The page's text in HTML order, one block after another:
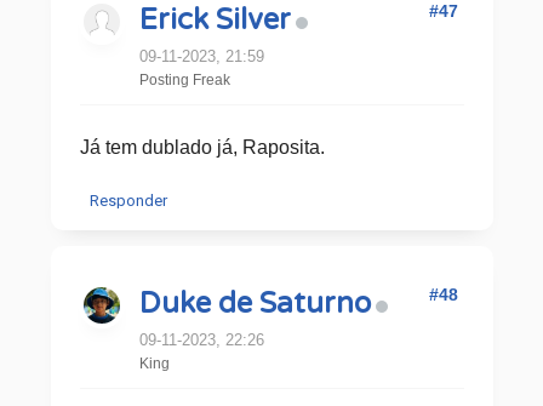
Erick Silver
09-11-2023, 21:59
Posting Freak
#47
Já tem dublado já, Raposita.
Responder
Duke de Saturno
09-11-2023, 22:26
King
#48